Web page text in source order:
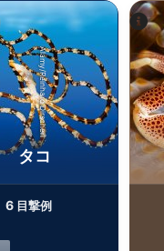
Alamy/Reinhard Dirscherl
タコ
6目撃例
タを利
デバイ